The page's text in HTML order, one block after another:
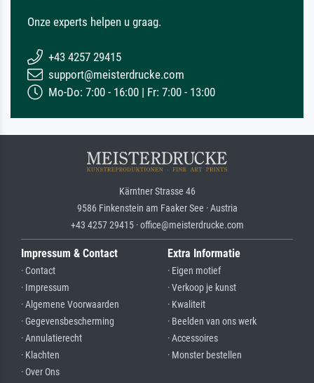
Onze experts helpen u graag.
+43 4257 29415
support@meisterdrucke.com
Mo-Do: 7:00 - 16:00 | Fr: 7:00 - 13:00
Kärntner Strasse 46
9586 Finkenstein am Faaker See · Austria
+43 4257 29415 · office@meisterdrucke.com
Impressum & Contact
· Contact
· Impressum
· Algemene Voorwaarden
· Gegevensbescherming
· Annulatierecht
· Klachten
· Over Ons
Extra Informatie
· Eigen motief
· Verkoop je kunst
· Kwaliteit
· Beelden van ons werk
· Accessoires
· Monster bestellen